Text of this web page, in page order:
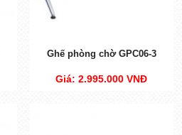
Ghế phòng chờ GPC06-3
Giá: 2.995.000 VNĐ